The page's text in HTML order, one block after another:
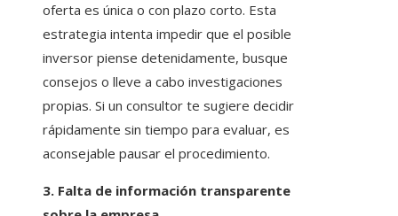
oferta es única o con plazo corto. Esta
estrategia intenta impedir que el posible
inversor piense detenidamente, busque
consejos o lleve a cabo investigaciones
propias. Si un consultor te sugiere decidir
rápidamente sin tiempo para evaluar, es
aconsejable pausar el procedimiento.
3. Falta de información transparente